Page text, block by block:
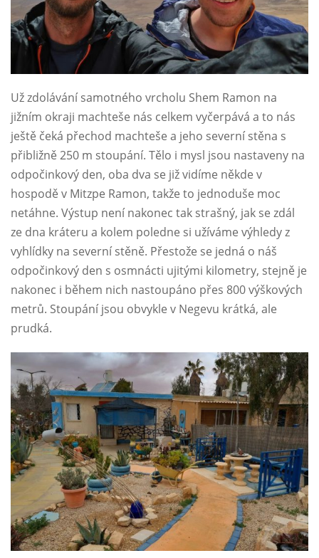
Už zdolávání samotného vrcholu Shem Ramon na
jižním okraji machteše nás celkem vyčerpává a to nás
ještě čeká přechod machteše a jeho severní stěna s
přibližně 250 m stoupání. Tělo i mysl jsou nastaveny na
odpočinkový den, oba dva se již vidíme někde v
hospodě v Mitzpe Ramon, takže to jednoduše moc
netáhne. Výstup není nakonec tak strašný, jak se zdál
ze dna kráteru a kolem poledne si užíváme výhledy z
vyhlídky na severní stěně. Přestože se jedná o náš
odpočinkový den s osmnácti ujitými kilometry, stejně je
nakonec i během nich nastoupáno přes 800 výškových
metrů. Stoupání jsou obvykle v Negevu krátká, ale
prudká.